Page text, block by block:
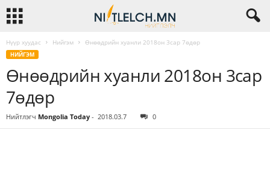
Нүүр хуудас Нийгэм Өнөөдрийн хуанли 2018он 3сар 7өдөр
НИЙГЭМ
Өнөөдрийн хуанли 2018он 3сар
7өдөр
Нийтлэгч Mongolia Today - 2018.03.7 0